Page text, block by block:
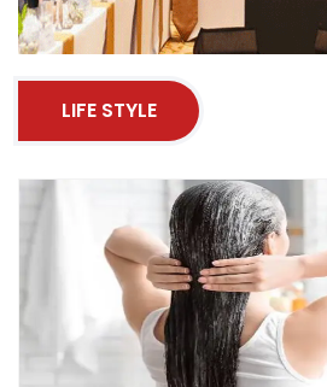
LIFE STYLE